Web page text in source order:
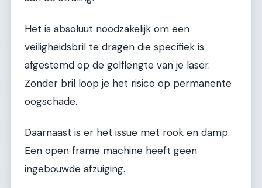
Het is absoluut noodzakelijk om een
veiligheidsbril te dragen die specifiek is
afgestemd op de golflengte van je laser.
Zonder bril loop je het risico op permanente
oogschade.
Daarnaast is er het issue met rook en damp.
Een open frame machine heeft geen
ingebouwde afzuiging.